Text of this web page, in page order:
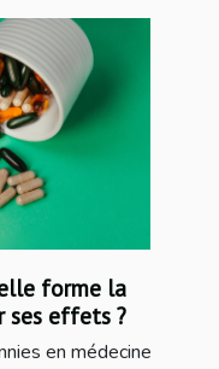
forme la
ses effets ?
en médecine